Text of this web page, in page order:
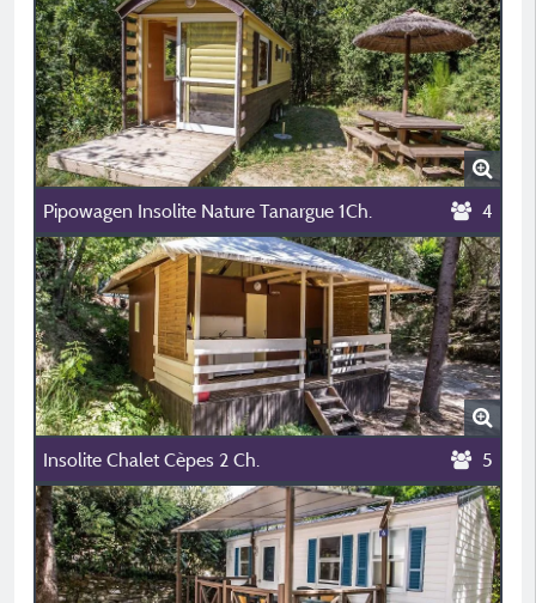
Pipowagen Insolite Nature Tanargue 1Ch. 4
Insolite Chalet Cèpes 2 Ch. 5